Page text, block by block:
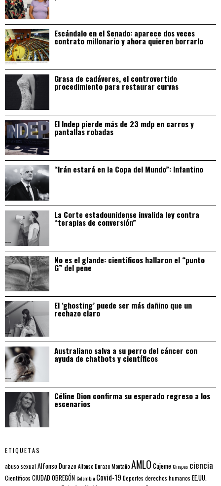
Escándalo en el Senado: aparece dos veces
contrato millonario y ahora quieren borrarlo
Grasa de cadáveres, el controvertido
procedimiento para restaurar curvas
El Indep pierde más de 23 mdp en carros y
pantallas robadas
“Irán estará en la Copa del Mundo”: Infantino
La Corte estadounidense invalida ley contra
“terapias de conversión”
No es el glande: científicos hallaron el “punto
G” del pene
El ‘ghosting’ puede ser más dañino que un
rechazo claro
Australiano salva a su perro del cáncer con
ayuda de chatbots y científicos
Céline Dion confirma su esperado regreso a los
escenarios
ETIQUETAS
abuso sexual Alfonso DurazoAlfonso Durazo MontañoAMLO CajemeChiapas ciencia
Científicos CIUDAD OBREGÓNColombia Covid-19 Deportes derechos humanos EE.UU.